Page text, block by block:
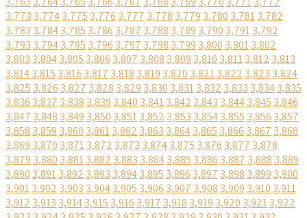
3,773 3,7743,775 3,776 3,777 3,778 3,779 3,780 3,7813,782
3,783 3,7843,785 3,786 3,787 3,788 3,789 3,790 3,7913,792
3,793 3,7943,795 3,796 3,797 3,798 3,799 3,800 3,8013,802
3,803 3,8043,805 3,806 3,807 3,808 3,809 3,810 3,8113,812 3,813
3,8143,815 3,816 3,817 3,818 3,819 3,820 3,8213,822 3,823 3,824
3,825 3,826 3,827 3,828 3,829 3,830 3,8313,832 3,833 3,8343,835
3,836 3,837 3,838 3,839 3,840 3,8413,842 3,843 3,8443,845 3,846
3,847 3,848 3,849 3,850 3,8513,852 3,853 3,8543,855 3,856 3,857
3,858 3,859 3,860 3,8613,862 3,863 3,8643,865 3,866 3,867 3,868
3,869 3,870 3,8713,872 3,873 3,8743,875 3,876 3,877 3,878
3,879 3,880 3,8813,882 3,883 3,8843,885 3,886 3,887 3,888 3,889
3,890 3,8913,892 3,893 3,8943,895 3,896 3,897 3,898 3,899 3,900
3,9013,902 3,903 3,9043,905 3,906 3,907 3,908 3,909 3,910 3,911
3,912 3,913 3,9143,915 3,916 3,917 3,918 3,919 3,920 3,9213,922